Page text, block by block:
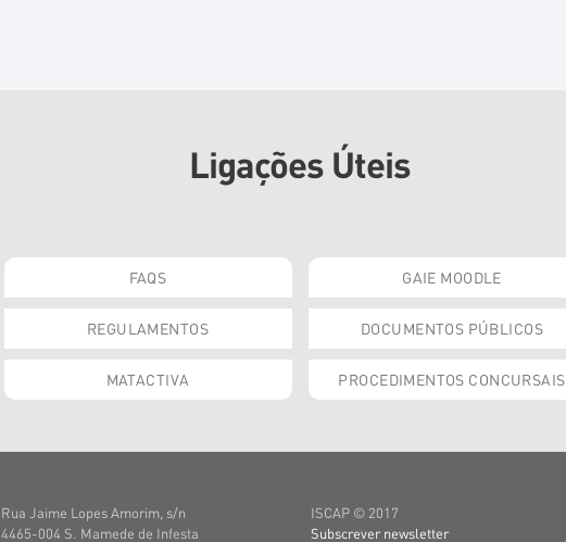
Ligações Úteis
FAQS GAIE MOODLE
REGULAMENTOS DOCUMENTOS PÚBLICOS
MATACTIVA PROCEDIMENTOS CONCURSAIS
Rua Jaime Lopes Amorim, s/n
4465-004 S. Mamede de Infesta
ISCAP © 2017
Subscrever newsletter